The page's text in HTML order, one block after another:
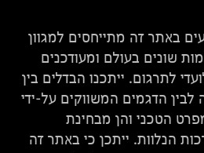
באתר זה מתייחסים למגוון
שונים בעולם ומעודכנים
לתרגום. ייתכנו הבדלים בין
הדגמים המשווקים על-ידי
הטכני והן מבחינת
הנלוות. ייתכן כי באתר זה